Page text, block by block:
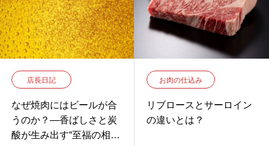
店長日記
なぜ焼肉にはビールが合
うのか？―香ばしさと炭
酸が生み出す“至福の相乗
お肉の仕込み
リブロースとサーロイン
の違いとは？